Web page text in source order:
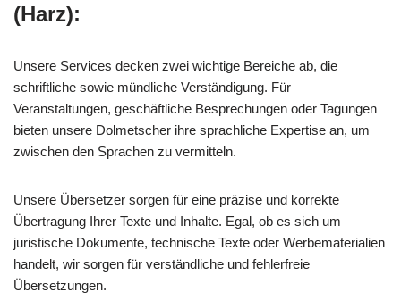
(Harz):
Unsere Services decken zwei wichtige Bereiche ab, die
schriftliche sowie mündliche Verständigung. Für
Veranstaltungen, geschäftliche Besprechungen oder Tagungen
bieten unsere Dolmetscher ihre sprachliche Expertise an, um
zwischen den Sprachen zu vermitteln.
Unsere Übersetzer sorgen für eine präzise und korrekte
Übertragung Ihrer Texte und Inhalte. Egal, ob es sich um
juristische Dokumente, technische Texte oder Werbematerialien
handelt, wir sorgen für verständliche und fehlerfreie
Übersetzungen.